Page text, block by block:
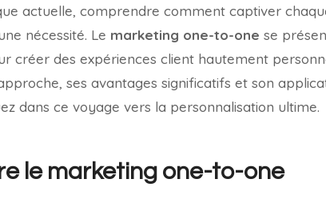
actuelle, comprendre comment captiver
nécessité. Le marketing one-to-one se
créer des expériences client hautement
ses avantages significatifs et son
dans ce voyage vers la personnalisation ultime.
le marketing one-to-one